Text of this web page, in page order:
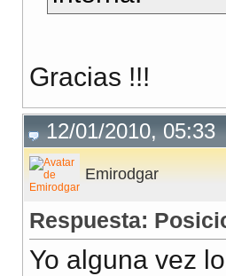
Gracias !!!
12/01/2010, 05:33
Emirodgar
Respuesta:
Yo alguna vez